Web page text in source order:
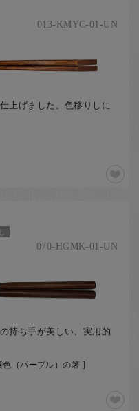
013-KMYC-01-UN
上げました。色移りしに
070-HGMK-01-UN
持ち手が美しい、実用的
（パープル）の箸 ]